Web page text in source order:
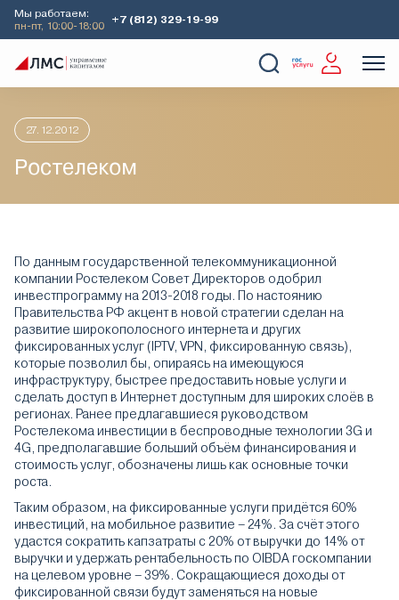
Мы работаем:
пн-пт, 10:00-18:00
+7 (812) 329-19-99
Главная Аналитика
27.12.2012
Ростелеком
По данным государственной телекоммуникационной
компании Ростелеком Совет Директоров одобрил
инвестпрограмму на 2013-2018 годы. По настоянию
Правительства РФ акцент в новой стратегии сделан на
развитие широкополосного интернета и других
фиксированных услуг (IPTV, VPN, фиксированную связь),
которые позволил бы, опираясь на имеющуюся
инфраструктуру, быстрее предоставить новые услуги и
сделать доступ в Интернет доступным для широких слоёв в
регионах. Ранее предлагавшиеся руководством
Ростелекома инвестиции в беспроводные технологии 3G и
4G, предполагавшие больший объём финансирования и
стоимость услуг, обозначены лишь как основные точки
роста.
Таким образом, на фиксированные услуги придётся 60%
инвестиций, на мобильное развитие – 24%. За счёт этого
удастся сократить капзатраты с 20% от выручки до 14% от
выручки и удержать рентабельность по OIBDA госкомпании
на целевом уровне – 39%. Сокращающиеся доходы от
фиксированной связи будут заменяться на новые